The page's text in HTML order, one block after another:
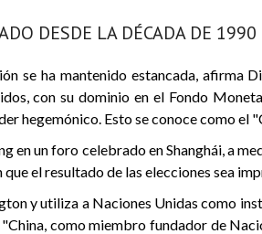
DESDE LA DÉCADA DE 1990
se ha mantenido estancada,
con su dominio en el Fondo
hegemónico. Esto se conoce como el
en un foro celebrado en Shanghái, a
el resultado de las elecciones sea
y utiliza a Naciones Unidas como
como miembro fundador de